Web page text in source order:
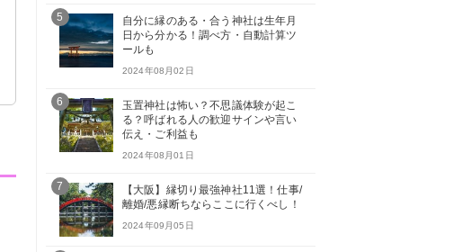
5
自分に縁のある・合う神社は生年月
日から分かる！調べ方・自動計算ツ
ールも
2024年08月02日
6
玉置神社は怖い？不思議体験が起こ
る？呼ばれる人の歓迎サインや言い
伝え・ご利益も
2024年08月01日
7
【大阪】縁切り最強神社11選！仕事/
離婚/悪縁断ちならここに行くべし！
2024年09月05日